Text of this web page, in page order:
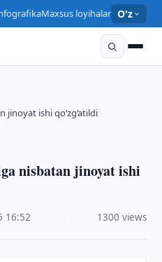
Maxsus loyihalar O'z
jinoyat ishi qo‘zg‘atildi
nisbatan jinoyat ishi
16:52 1300 views